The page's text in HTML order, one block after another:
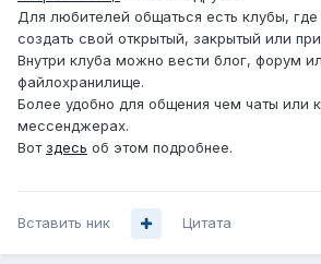
Для любителей общаться есть клубы,
создать свой открытый, закрытый или
Внутри клуба можно вести блог, форум
файлохранилище.
Более удобно для общения чем чаты или
мессенджерах.
Вот здесь об этом подробнее.
Вставить ник Цитата